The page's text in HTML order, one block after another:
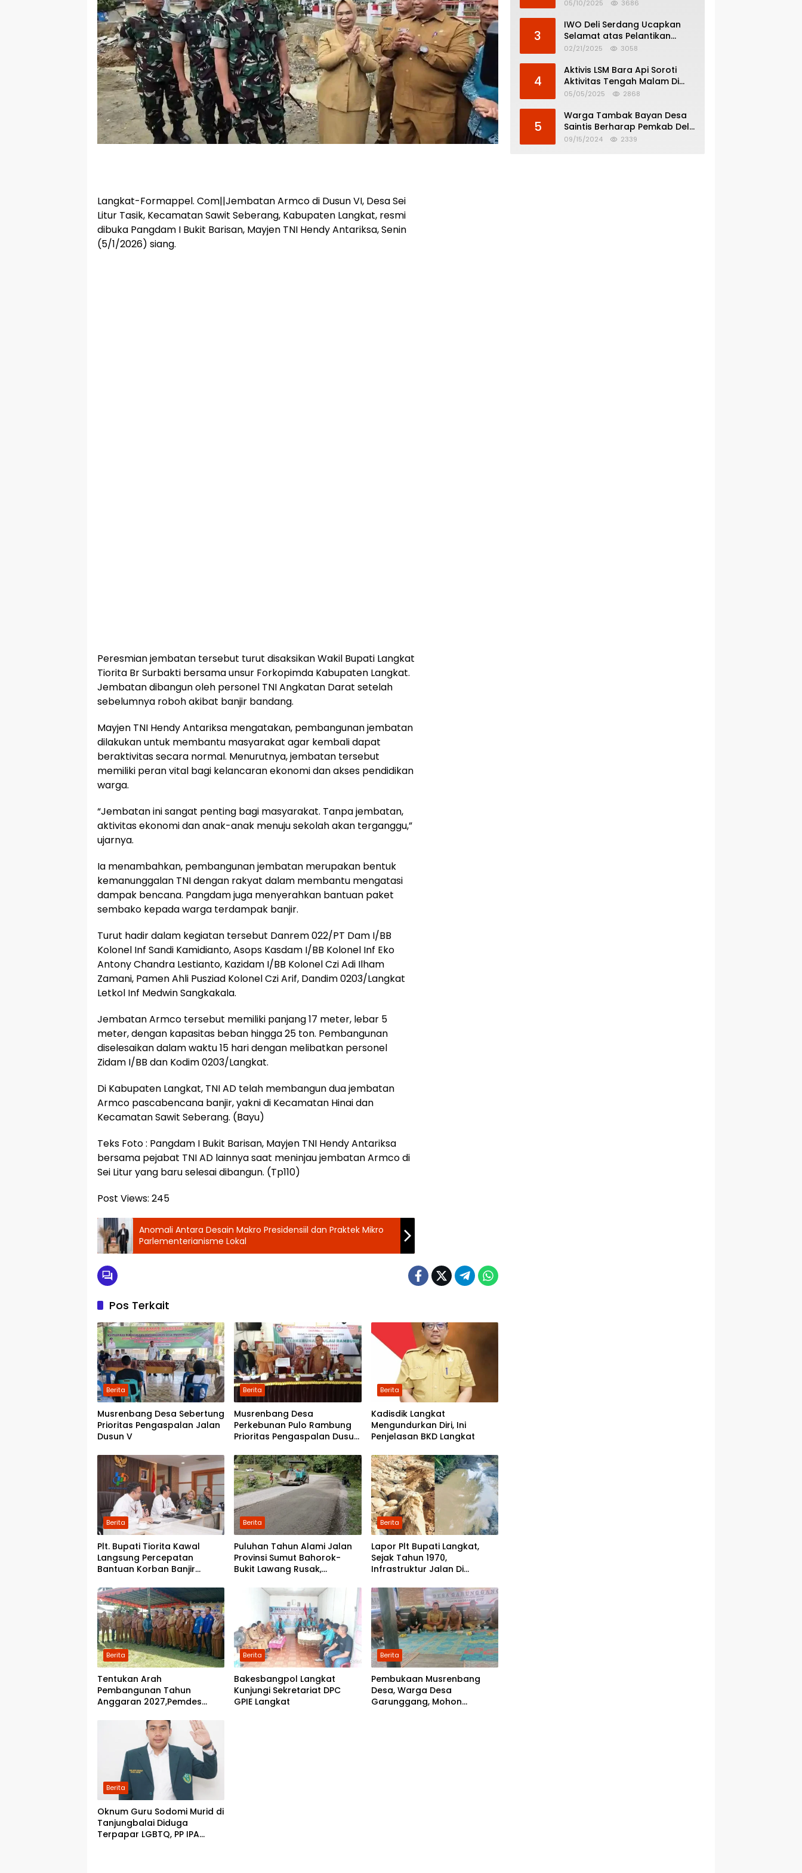
Langkat-Formappel. Com||Jembatan Armco di Dusun VI, Desa Sei
Litur Tasik, Kecamatan Sawit Seberang, Kabupaten Langkat, resmi
dibuka Pangdam I Bukit Barisan, Mayjen TNI Hendy Antariksa, Senin
(5/1/2026) siang.
Peresmian jembatan tersebut turut disaksikan Wakil Bupati Langkat
Tiorita Br Surbakti bersama unsur Forkopimda Kabupaten Langkat.
Jembatan dibangun oleh personel TNI Angkatan Darat setelah
sebelumnya roboh akibat banjir bandang.
Mayjen TNI Hendy Antariksa mengatakan, pembangunan jembatan
dilakukan untuk membantu masyarakat agar kembali dapat
beraktivitas secara normal. Menurutnya, jembatan tersebut
memiliki peran vital bagi kelancaran ekonomi dan akses pendidikan
warga.
“Jembatan ini sangat penting bagi masyarakat. Tanpa jembatan,
aktivitas ekonomi dan anak-anak menuju sekolah akan terganggu,”
ujarnya.
Ia menambahkan, pembangunan jembatan merupakan bentuk
kemanunggalan TNI dengan rakyat dalam membantu mengatasi
dampak bencana. Pangdam juga menyerahkan bantuan paket
sembako kepada warga terdampak banjir.
Turut hadir dalam kegiatan tersebut Danrem 022/PT Dam I/BB
Kolonel Inf Sandi Kamidianto, Asops Kasdam I/BB Kolonel Inf Eko
Antony Chandra Lestianto, Kazidam I/BB Kolonel Czi Adi Ilham
Zamani, Pamen Ahli Pusziad Kolonel Czi Arif, Dandim 0203/Langkat
Letkol Inf Medwin Sangkakala.
Jembatan Armco tersebut memiliki panjang 17 meter, lebar 5
meter, dengan kapasitas beban hingga 25 ton. Pembangunan
diselesaikan dalam waktu 15 hari dengan melibatkan personel
Zidam I/BB dan Kodim 0203/Langkat.
Di Kabupaten Langkat, TNI AD telah membangun dua jembatan
Armco pascabencana banjir, yakni di Kecamatan Hinai dan
Kecamatan Sawit Seberang. (Bayu)
Teks Foto : Pangdam I Bukit Barisan, Mayjen TNI Hendy Antariksa
bersama pejabat TNI AD lainnya saat meninjau jembatan Armco di
Sei Litur yang baru selesai dibangun. (Tp110)
Post Views: 245
Anomali Antara Desain Makro Presidensiil dan Praktek Mikro
Parlementerianisme Lokal
Pos Terkait
Berita
Musrenbang Desa Sebertung
Prioritas Pengaspalan Jalan
Dusun V
Berita
Musrenbang Desa
Perkebunan Pulo Rambung
Prioritas Pengaspalan Dusun
Pondok Boyan
Berita
Kadisdik Langkat
Mengundurkan Diri, Ini
Penjelasan BKD Langkat
Berita
Plt. Bupati Tiorita Kawal
Langsung Percepatan
Bantuan Korban Banjir
Berita
Puluhan Tahun Alami Jalan
Provinsi Sumut Bahorok-
Bukit Lawang Rusak,
Perbaikan
Berita
Lapor Plt Bupati Langkat,
Sejak Tahun 1970,
Infrastruktur Jalan Di
Diperhatikan Pemerintah
Kabupaten Langkat
Berita
Tentukan Arah
Pembangunan Tahun
Anggaran 2027,Pemdes
Musrenbang
Berita
Bakesbangpol Langkat
Kunjungi Sekretariat DPC
GPIE Langkat
Berita
Pembukaan Musrenbang
Desa, Warga Desa
Garunggang, Mohon
Berita
Oknum Guru Sodomi Murid di
Tanjungbalai Diduga
Terpapar LGBTQ, PP IPA
05/10/2025 3686
3
IWO Deli Serdang Ucapkan
Selamat atas Pelantikan
Bupati dan Wakil Bupati Deli
02/21/2025 3058
4
Aktivis LSM Bara Api Soroti
Aktivitas Tengah Malam Di
SPBU 14.213.228 Bandar Tinggi
05/05/2025 2868
5
Warga Tambak Bayan Desa
Saintis Berharap Pemkab Deli
Serdang Atasi Banjir
09/15/2024 2339